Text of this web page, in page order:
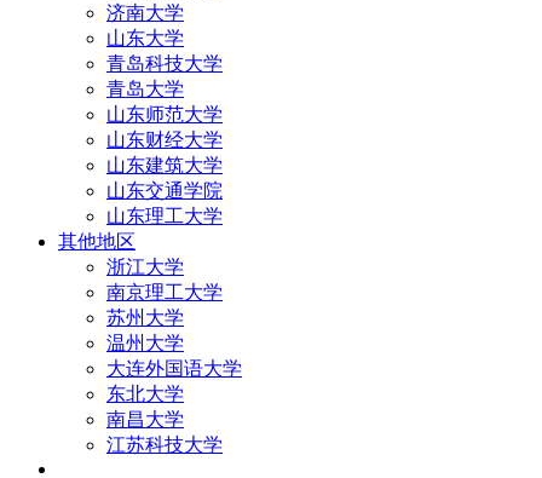
济南大学
山东大学
青岛科技大学
青岛大学
山东师范大学
山东财经大学
山东建筑大学
山东交通学院
山东理工大学
其他地区
浙江大学
南京理工大学
苏州大学
温州大学
大连外国语大学
东北大学
南昌大学
江苏科技大学